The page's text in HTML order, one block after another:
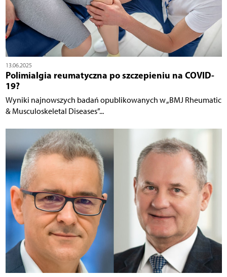
13.06.2025
Polimialgia reumatyczna po szczepieniu na COVID-
19?
Wyniki najnowszych badań opublikowanych w „BMJ Rheumatic
& Musculoskeletal Diseases”...